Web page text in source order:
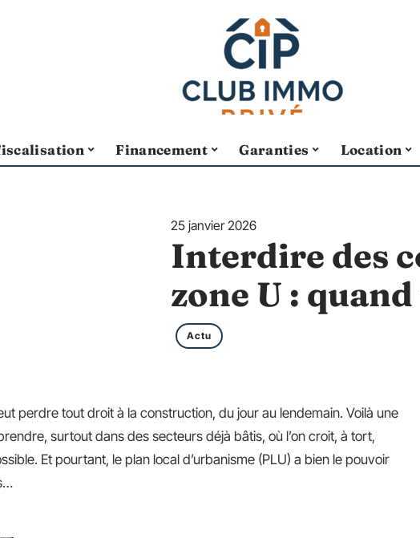
Financement Garanties Location
25 janvier 2026
Interdire des
zone U :
Actu
perdre tout droit à la construction, du jour au lendemain. Voilà une
surtout dans des secteurs déjà bâtis, où l’on croit, à tort,
Et pourtant, le plan local d’urbanisme (PLU) a bien le pouvoir